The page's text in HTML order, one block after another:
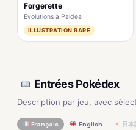
Forgerette
Évolutions à Paldea
ILLUSTRATION RARE
Entrées Pokédex
Description par jeu, avec
Français English 日本